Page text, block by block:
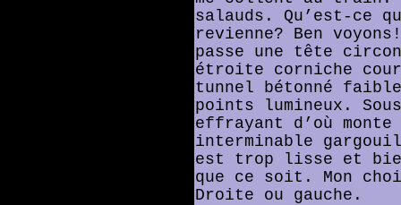
salauds. Qu’est-ce
revienne? Ben
passe une tête
étroite corniche
tunnel bétonné
points lumineux.
effrayant d’où monte
interminable
est trop lisse et
que ce soit. Mon
Droite ou gauche.